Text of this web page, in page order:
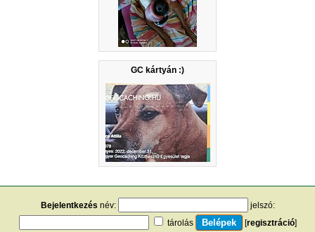
GC kártyán :)
Bejelentkezés név:
jelszó:
tárolás
[regisztráció]